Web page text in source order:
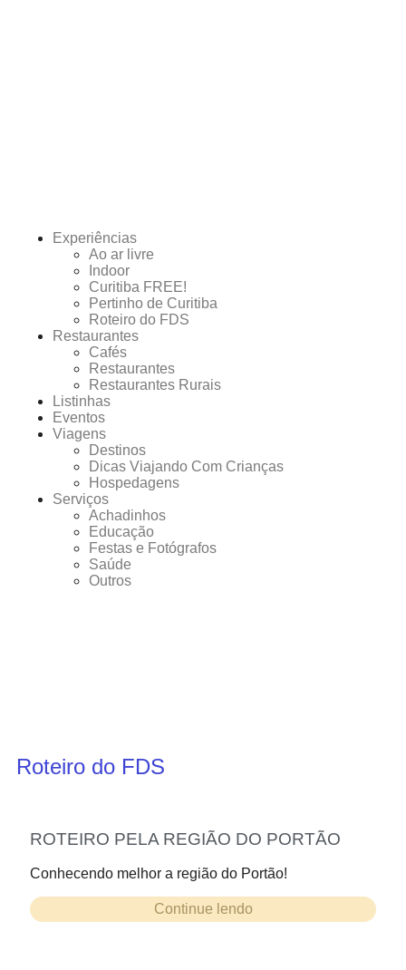
Experiências
Ao ar livre
Indoor
Curitiba FREE!
Pertinho de Curitiba
Roteiro do FDS
Restaurantes
Cafés
Restaurantes
Restaurantes Rurais
Listinhas
Eventos
Viagens
Destinos
Dicas Viajando Com Crianças
Hospedagens
Serviços
Achadinhos
Educação
Festas e Fotógrafos
Saúde
Outros
Roteiro do FDS
ROTEIRO PELA REGIÃO DO PORTÃO
Conhecendo melhor a região do Portão!
Continue lendo